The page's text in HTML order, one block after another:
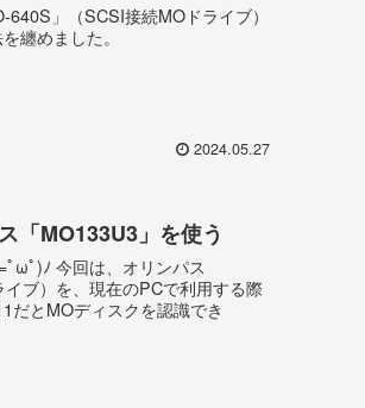
」（SCSI接続MOドライブ）
纏めました。
2024.05.27
「MO133U3」を使う
ωﾟ)ﾉ 今回は、オリンパス
ブ）を、現在のPCで利用する際
だとMOディスクを認識でき